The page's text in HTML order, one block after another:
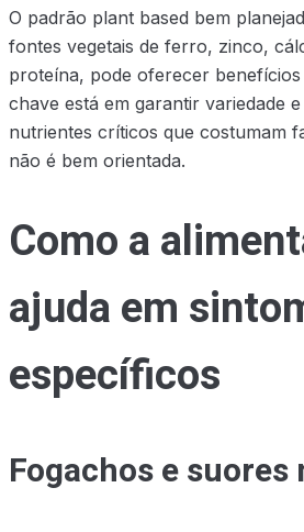
O padrão plant based bem
fontes vegetais de ferro, zinco,
proteína, pode oferecer benefícios
chave está em garantir variedade
nutrientes críticos que costumam
não é bem orientada.
Como a
ajuda em
específicos
Fogachos e